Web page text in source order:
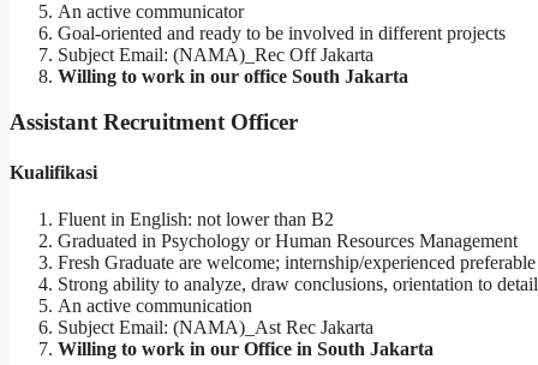
An active communicator
Goal-oriented and ready to be involved in different projects
Subject Email: (NAMA)_Rec Off Jakarta
Willing to work in our office South Jakarta
Assistant Recruitment Officer
Kualifikasi
Fluent in English: not lower than B2
Graduated in Psychology or Human Resources Management
Fresh Graduate are welcome; internship/experienced preferable
Strong ability to analyze, draw conclusions, orientation to
An active communication
Subject Email: (NAMA)_Ast Rec Jakarta
Willing to work in our Office in South Jakarta